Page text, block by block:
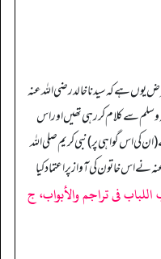
یوں ہے کہ سیدنا خالد رضی اللہ عنہ
وسلم سے کلام کر رہی تھیں اور اس
کی اس گواہی پر) نبی کریم صلی اللہ
نے اس خاتون کی آواز پر اعتماد کیا
فى تراجم والأبواب، ج